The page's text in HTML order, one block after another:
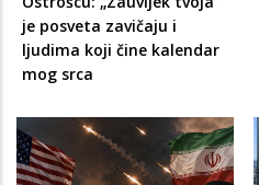
je posveta zavičaju i
ljudima koji čine kalendar
mog srca